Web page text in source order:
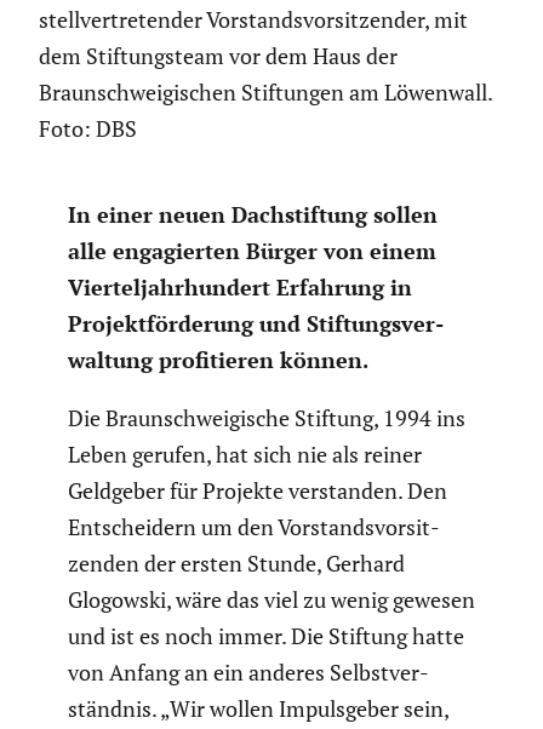
stellvertretender Vorstandsvorsitzender, mit
dem Stiftungsteam vor dem Haus der
Braunschweigischen Stiftungen am Löwenwall.
Foto: DBS
In einer neuen Dachstif­tung sollen
alle engagierten Bürger von einem
Viertel­jahr­hun­dert Erfahrung in
Projekt­för­de­rung und Stiftungs­ver­
wal­tung profi­tieren können.
Die Braun­schwei­gi­sche Stiftung, 1994 ins
Leben gerufen, hat sich nie als reiner
Geldgeber für Projekte verstanden. Den
Entschei­dern um den Vorstands­vor­sit­
zenden der ersten Stunde, Gerhard
Glogowski, wäre das viel zu wenig gewesen
und ist es noch immer. Die Stiftung hatte
von Anfang an ein anderes Selbst­ver­
ständnis. „Wir wollen Impuls­geber sein,